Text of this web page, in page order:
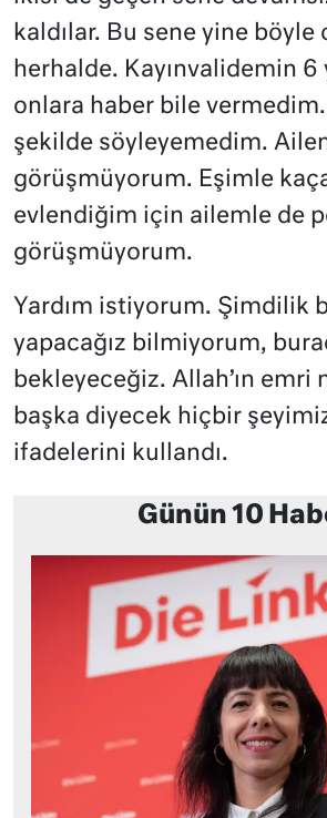
kaldılar. Bu sene yine böyle
herhalde. Kayınvalidemin 6
onlara haber bile
şekilde söyleyemedim.
görüşmüyorum. Eşimle
evlendiğim için ailemle de
görüşmüyorum.
Yardım istiyorum. Şimdilik
yapacağız bilmiyorum,
bekleyeceğiz. Allah’ın emri
başka diyecek hiçbir
ifadelerini kullandı.
Günün 10